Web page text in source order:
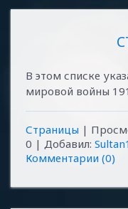
В этом списке
мировой войны
Страницы |
0 | Добавил:
Комментарии (0)